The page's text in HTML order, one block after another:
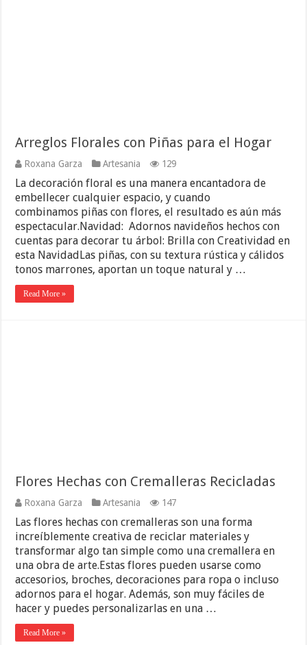
Arreglos Florales con Piñas para el Hogar
Roxana Garza Artesania 129
La decoración floral es una manera encantadora de
embellecer cualquier espacio, y cuando
combinamos piñas con flores, el resultado es aún más
espectacular.Navidad: Adornos navideños hechos con
cuentas para decorar tu árbol: Brilla con Creatividad en
esta NavidadLas piñas, con su textura rústica y cálidos
tonos marrones, aportan un toque natural y …
Read More »
Flores Hechas con Cremalleras Recicladas
Roxana Garza Artesania 147
Las flores hechas con cremalleras son una forma
increíblemente creativa de reciclar materiales y
transformar algo tan simple como una cremallera en
una obra de arte.Estas flores pueden usarse como
accesorios, broches, decoraciones para ropa o incluso
adornos para el hogar. Además, son muy fáciles de
hacer y puedes personalizarlas en una …
Read More »